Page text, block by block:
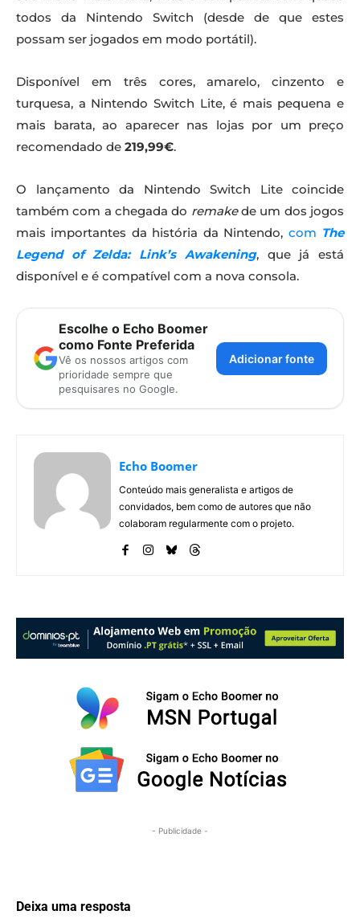
todos da Nintendo Switch (desde de que estes
possam ser jogados em modo portátil).
Disponível em três cores, amarelo, cinzento e
turquesa, a Nintendo Switch Lite, é mais pequena e
mais barata, ao aparecer nas lojas por um preço
recomendado de 219,99€.
O lançamento da Nintendo Switch Lite coincide
também com a chegada do remakede um dos jogos
mais importantes da história da Nintendo, com The
Legend of Zelda: Link’s Awakening, que já está
disponível e é compatível com a nova consola.
Escolhe o Echo Boomer
como Fonte Preferida
Vê os nossos artigos com
prioridade sempre que
pesquisares no Google.
Adicionar fonte
Echo Boomer
Conteúdo mais generalista e artigos de
convidados, bem como de autores que não
colaboram regularmente com o projeto.
- Publicidade -
Deixa uma resposta